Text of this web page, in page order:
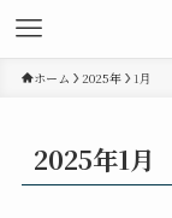
ホーム 2025年 1月
2025年1月